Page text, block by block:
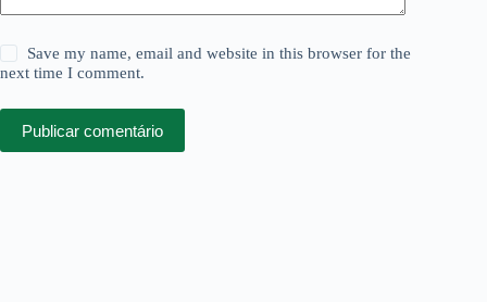
Save my name, email and website in this browser for the
next time I comment.
Publicar comentário